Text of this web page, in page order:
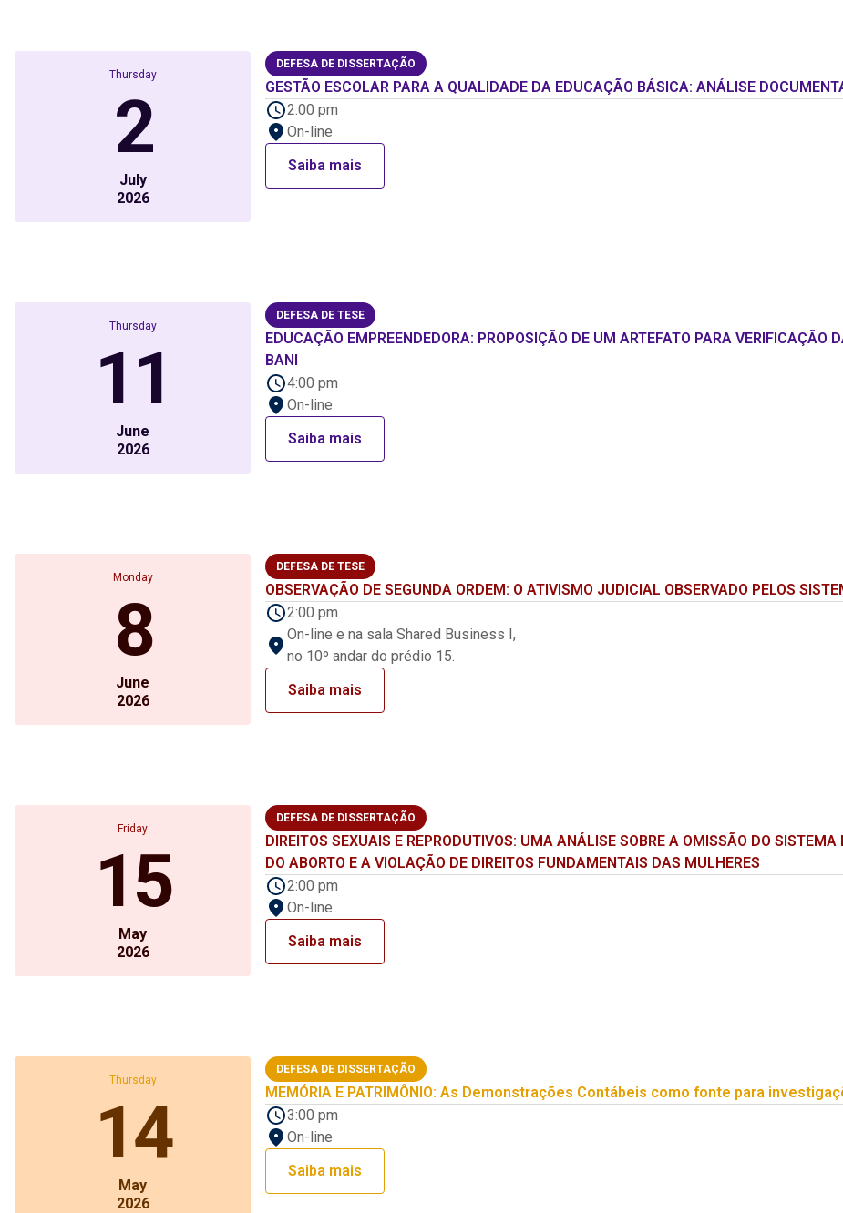
Thursday
2
July
2026
DEFESA DE DISSERTAÇÃO
GESTÃO ESCOLAR PARA A QUALIDADE DA EDUCAÇÃO BÁSICA: ANÁLISE
2:00 pm
On-line
Saiba mais
Thursday
11
June
2026
DEFESA DE TESE
EDUCAÇÃO EMPREENDEDORA: PROPOSIÇÃO DE UM ARTEFATO PARA VERIFICAÇÃO
BANI
4:00 pm
On-line
Saiba mais
Monday
8
June
2026
DEFESA DE TESE
OBSERVAÇÃO DE SEGUNDA ORDEM: O ATIVISMO JUDICIAL OBSERVADO PELOS
2:00 pm
On-line e na sala Shared Business I,
no 10º andar do prédio 15.
Saiba mais
Friday
15
May
2026
DEFESA DE DISSERTAÇÃO
DIREITOS SEXUAIS E REPRODUTIVOS: UMA ANÁLISE SOBRE A OMISSÃO DO
DO ABORTO E A VIOLAÇÃO DE DIREITOS FUNDAMENTAIS DAS MULHERES
2:00 pm
On-line
Saiba mais
Thursday
14
May
2026
DEFESA DE DISSERTAÇÃO
MEMÓRIA E PATRIMÔNIO: As Demonstrações Contábeis como fonte para
3:00 pm
On-line
Saiba mais